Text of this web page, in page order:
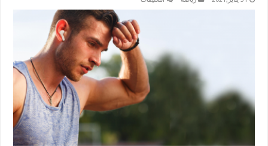
تساعدكم
التقنيات
القابلة
للارتداء
في
تحقيق
أهداف
اللياقة
البدنية
مغلقة